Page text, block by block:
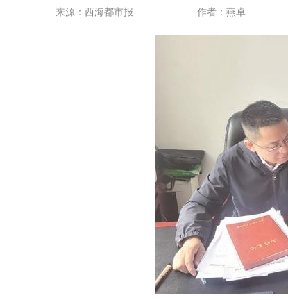
来源： 西海都市报 作者： 燕卓